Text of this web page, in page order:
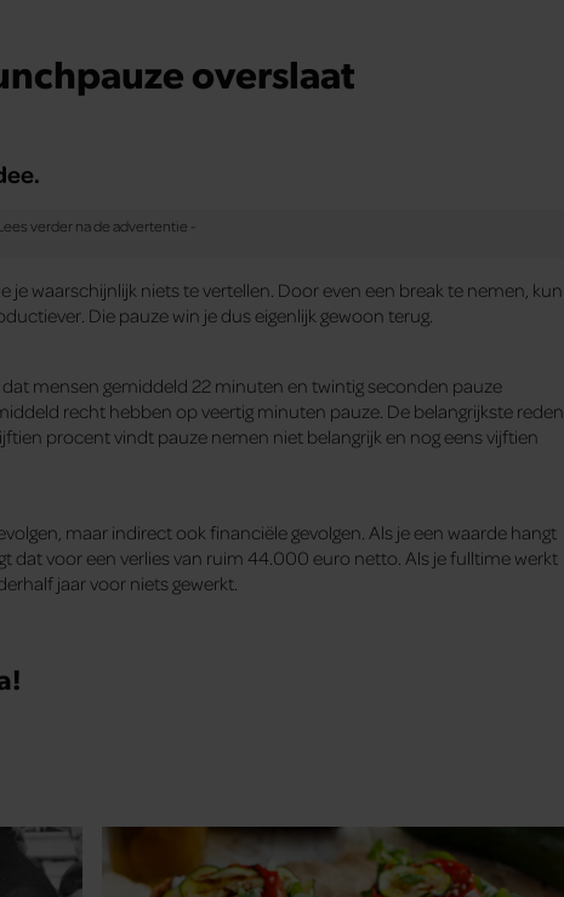
overslaat
waarschijnlijk niets te vertellen. Door even een break te nemen, kun
Die pauze win je dus eigenlijk gewoon terug.
mensen gemiddeld 22 minuten en twintig seconden pauze
recht hebben op veertig minuten pauze. De belangrijkste reden
procent vindt pauze nemen niet belangrijk en nog eens vijftien
maar indirect ook financiële gevolgen. Als je een waarde hangt
dat voor een verlies van ruim 44.000 euro netto. Als je fulltime werkt
jaar voor niets gewerkt.